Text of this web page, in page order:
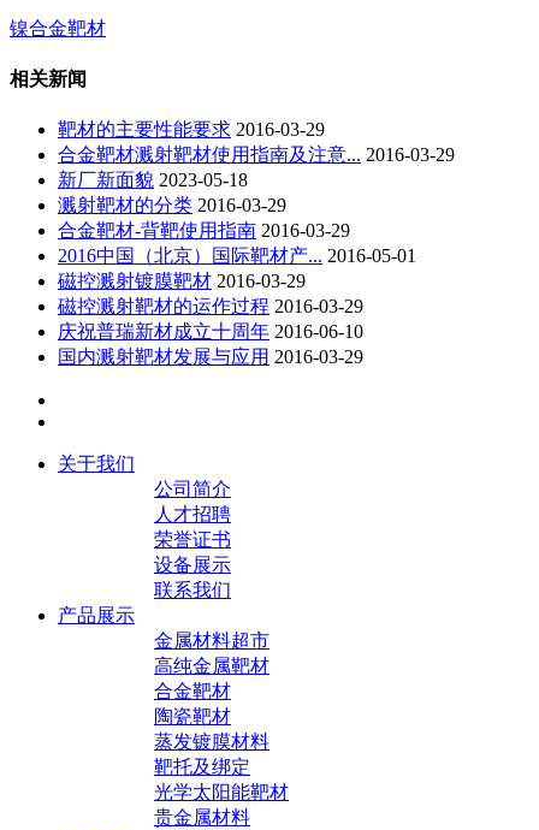
镍合金靶材
相关新闻
靶材的主要性能要求 2016-03-29
合金靶材溅射靶材使用指南及注意... 2016-03-29
新厂新面貌 2023-05-18
溅射靶材的分类 2016-03-29
合金靶材-背靶使用指南 2016-03-29
2016中国（北京）国际靶材产... 2016-05-01
磁控溅射镀膜靶材 2016-03-29
磁控溅射靶材的运作过程 2016-03-29
庆祝普瑞新材成立十周年 2016-06-10
国内溅射靶材发展与应用 2016-03-29
关于我们
公司简介
人才招聘
荣誉证书
设备展示
联系我们
产品展示
金属材料超市
高纯金属靶材
合金靶材
陶瓷靶材
蒸发镀膜材料
靶托及绑定
光学太阳能靶材
贵金属材料